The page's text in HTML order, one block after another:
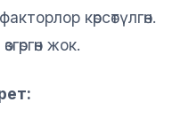
көрсөтүлгөн.
жок.